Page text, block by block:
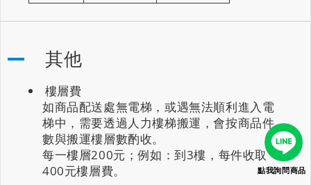
其他
樓層費
如商品配送處無電梯，或遇無法順利進入電
梯中，需要透過人力樓梯搬運，會按商品件
數與搬運樓層數酌收。
每一樓層200元；例如：到3樓，每件收取
400元樓層費。
點我詢問商品